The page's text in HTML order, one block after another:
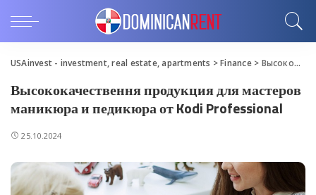
USAinvest - investment, real estate, apartments >Finance> Высококачествення продукция для мастеров маникюра и педикюра от Kodi Professional
Высококачествення продукция для мастеров
маникюра и педикюра от Kodi Professional
25.10.2024